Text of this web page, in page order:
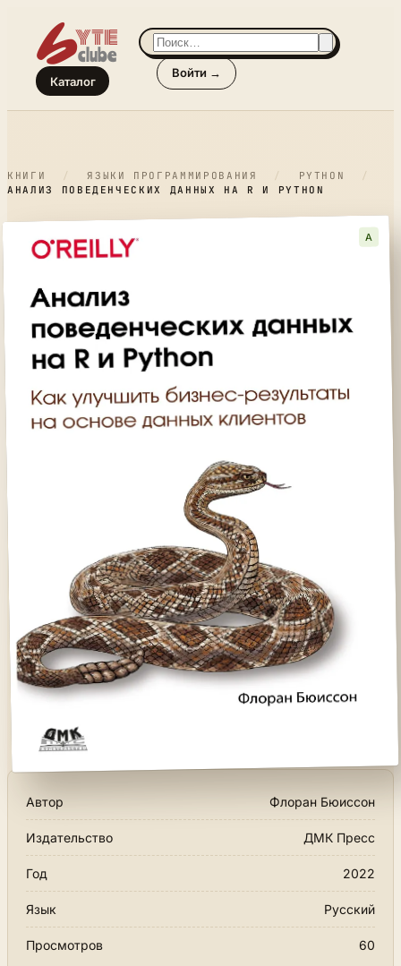
Каталог
Войти →
КНИГИ / ЯЗЫКИ ПРОГРАММИРОВАНИЯ / PYTHON
/
АНАЛИЗ ПОВЕДЕНЧЕСКИХ ДАННЫХ НА R И PYTHON
A
Автор Флоран Бюиссон
Издательство ДМК Пресс
Год 2022
Язык Русский
Просмотров 60